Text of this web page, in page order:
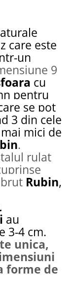
care este
un
9
cu
pentru
se pot
3 din cele
mici de
.
rulat
Rubin,
au
3-4 cm.
unica,
forme de